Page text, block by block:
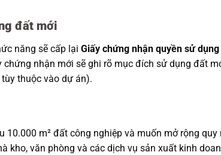
đất mới
năng sẽ cấp lại Giấy chứng nhận quyền sử dụng
nhận mới sẽ ghi rõ mục đích sử dụng đất
thuộc vào dự án).
m² đất công nghiệp và muốn mở rộng quy
kho, văn phòng và các dịch vụ sản xuất kinh